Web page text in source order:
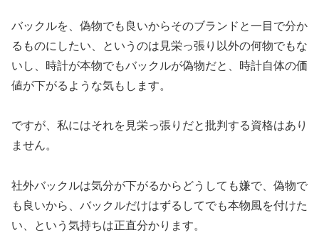
バックルを、偽物でも良いからそのブランドと一目で分か
るものにしたい、というのは見栄っ張り以外の何物でもな
いし、時計が本物でもバックルが偽物だと、時計自体の価
値が下がるような気もします。
ですが、私にはそれを見栄っ張りだと批判する資格はあり
ません。
社外バックルは気分が下がるからどうしても嫌で、偽物で
も良いから、バックルだけはずるしてでも本物風を付けた
い、という気持ちは正直分かります。